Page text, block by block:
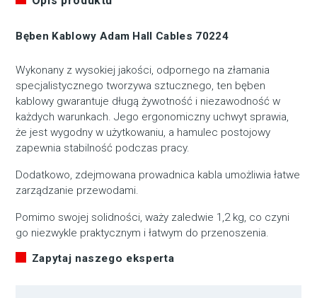
Bęben Kablowy Adam Hall Cables 70224
Wykonany z wysokiej jakości, odpornego na złamania
specjalistycznego tworzywa sztucznego, ten bęben
kablowy gwarantuje długą żywotność i niezawodność w
każdych warunkach. Jego ergonomiczny uchwyt sprawia,
że jest wygodny w użytkowaniu, a hamulec postojowy
zapewnia stabilność podczas pracy.
Dodatkowo, zdejmowana prowadnica kabla umożliwia łatwe
zarządzanie przewodami.
Pomimo swojej solidności, waży zaledwie 1,2 kg, co czyni
go niezwykle praktycznym i łatwym do przenoszenia.
Zapytaj naszego eksperta